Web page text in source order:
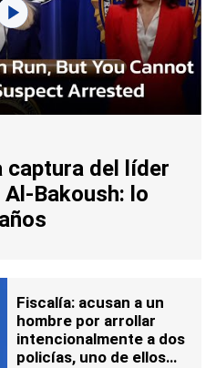
captura del líder
Bakoush: lo
Fiscalía: acusan a un
hombre por arrollar
intencionalmente a dos
policías, uno de ellos